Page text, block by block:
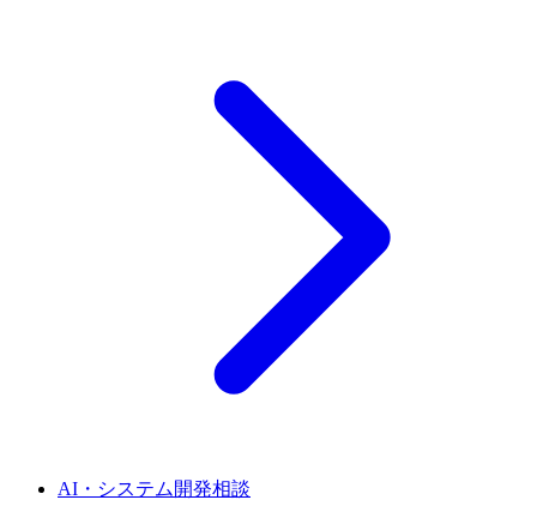
AI・システム開発相談